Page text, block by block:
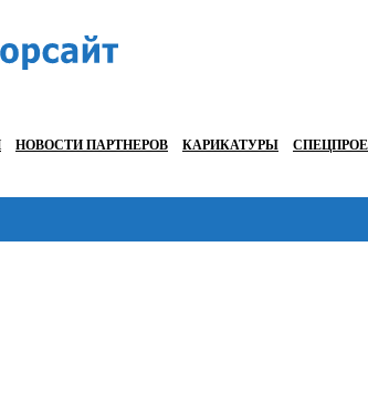
НОВОСТИ ПАРТНЕРОВ КАРИКАТУРЫ